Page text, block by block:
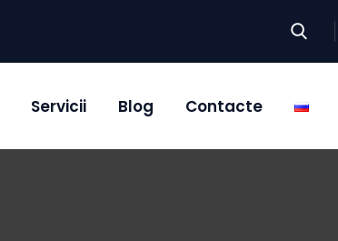
Servicii Blog Contacte